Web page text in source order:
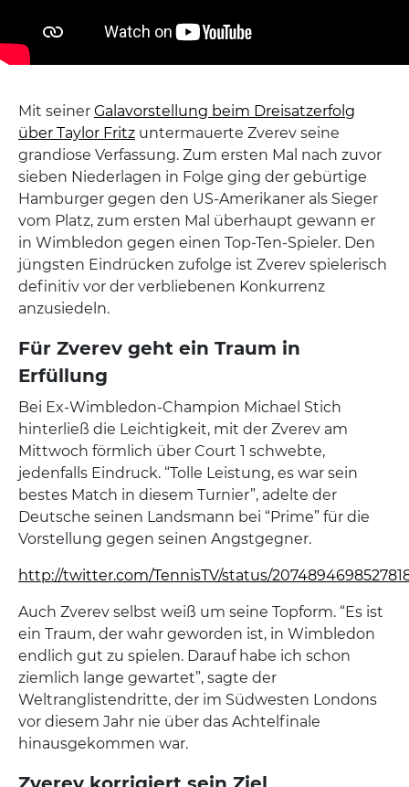
Mit seiner Galavorstellung beim Dreisatzerfolg
über Taylor Fritz untermauerte Zverev seine
grandiose Verfassung. Zum ersten Mal nach zuvor
sieben Niederlagen in Folge ging der gebürtige
Hamburger gegen den US-Amerikaner als Sieger
vom Platz, zum ersten Mal überhaupt gewann er
in Wimbledon gegen einen Top-Ten-Spieler. Den
jüngsten Eindrücken zufolge ist Zverev spielerisch
definitiv vor der verbliebenen Konkurrenz
anzusiedeln.
Für Zverev geht ein Traum in
Erfüllung
Bei Ex-Wimbledon-Champion Michael Stich
hinterließ die Leichtigkeit, mit der Zverev am
Mittwoch förmlich über Court 1 schwebte,
jedenfalls Eindruck. “Tolle Leistung, es war sein
bestes Match in diesem Turnier”, adelte der
Deutsche seinen Landsmann bei “Prime” für die
Vorstellung gegen seinen Angstgegner.
http://twitter.com/TennisTV/status/
Auch Zverev selbst weiß um seine Topform. “Es ist
ein Traum, der wahr geworden ist, in Wimbledon
endlich gut zu spielen. Darauf habe ich schon
ziemlich lange gewartet”, sagte der
Weltranglistendritte, der im Südwesten Londons
vor diesem Jahr nie über das Achtelfinale
hinausgekommen war.